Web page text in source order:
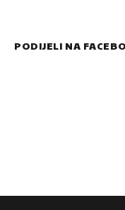
PODIJELI NA